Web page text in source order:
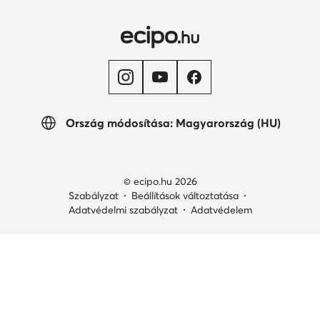
Ország módosítása: Magyarország (HU)
© ecipo.hu 2026
Szabályzat
Beállítások változtatása
Adatvédelmi szabályzat
Adatvédelem